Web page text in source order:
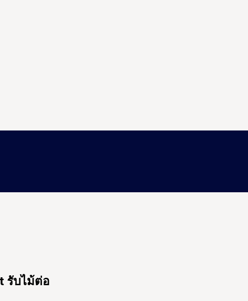
รับไม้ต่อ